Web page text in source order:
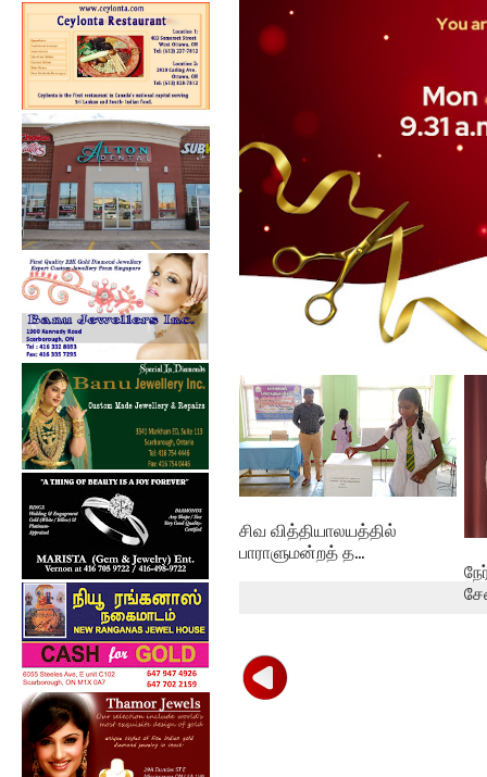
கல்குடா கல்வி வலயத்தின்
இணையத்தளம் ...
சிவ வித்தியாலயத்தில்
பாராளுமன்றத் த...